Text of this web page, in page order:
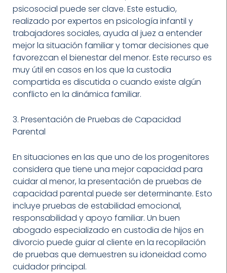
psicosocial puede ser clave. Este estudio,
realizado por expertos en psicología infantil y
trabajadores sociales, ayuda al juez a entender
mejor la situación familiar y tomar decisiones que
favorezcan el bienestar del menor. Este recurso es
muy útil en casos en los que la custodia
compartida es discutida o cuando existe algún
conflicto en la dinámica familiar.
3. Presentación de Pruebas de Capacidad
Parental
En situaciones en las que uno de los progenitores
considera que tiene una mejor capacidad para
cuidar al menor, la presentación de pruebas de
capacidad parental puede ser determinante. Esto
incluye pruebas de estabilidad emocional,
responsabilidad y apoyo familiar. Un buen
abogado especializado en custodia de hijos en
divorcio puede guiar al cliente en la recopilación
de pruebas que demuestren su idoneidad como
cuidador principal.